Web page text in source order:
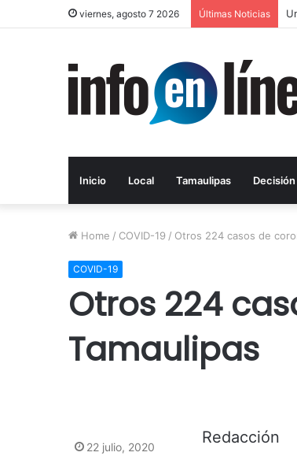
viernes, agosto 7 2026 Últimas Noticias
Inicio Local Tamaulipas
Home / COVID-19 / Otros 224 casos de
COVID-19
Otros 224
Tamaulipas
Redacción
22 julio, 2020